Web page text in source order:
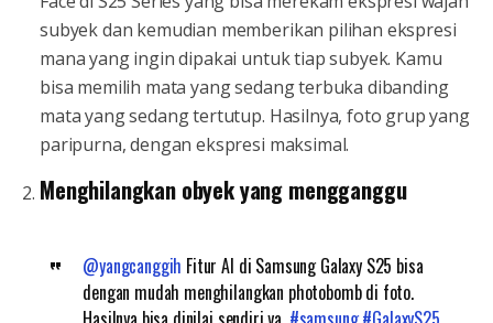
subyek dan kemudian memberikan pilihan ekspresi
mana yang ingin dipakai untuk tiap subyek. Kamu
bisa memilih mata yang sedang terbuka dibanding
mata yang sedang tertutup. Hasilnya, foto grup yang
paripurna, dengan ekspresi maksimal.
Menghilangkan obyek yang mengganggu
@yangcanggih Fitur AI di Samsung Galaxy S25 bisa
dengan mudah menghilangkan photobomb di foto.